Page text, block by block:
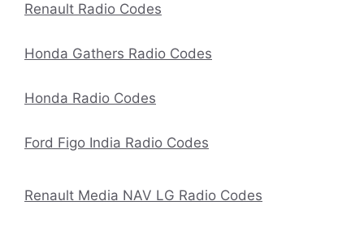
Renault Radio Codes
Honda Gathers Radio Codes
Honda Radio Codes
Ford Figo India Radio Codes
Renault Media NAV LG Radio Codes